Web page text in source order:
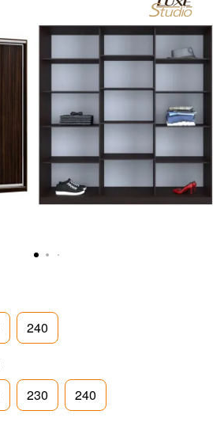
240
230 240